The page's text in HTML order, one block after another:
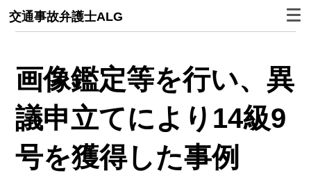
交通事故弁護士ALG
画像鑑定等を行い、異
議申立てにより14級9
号を獲得した事例